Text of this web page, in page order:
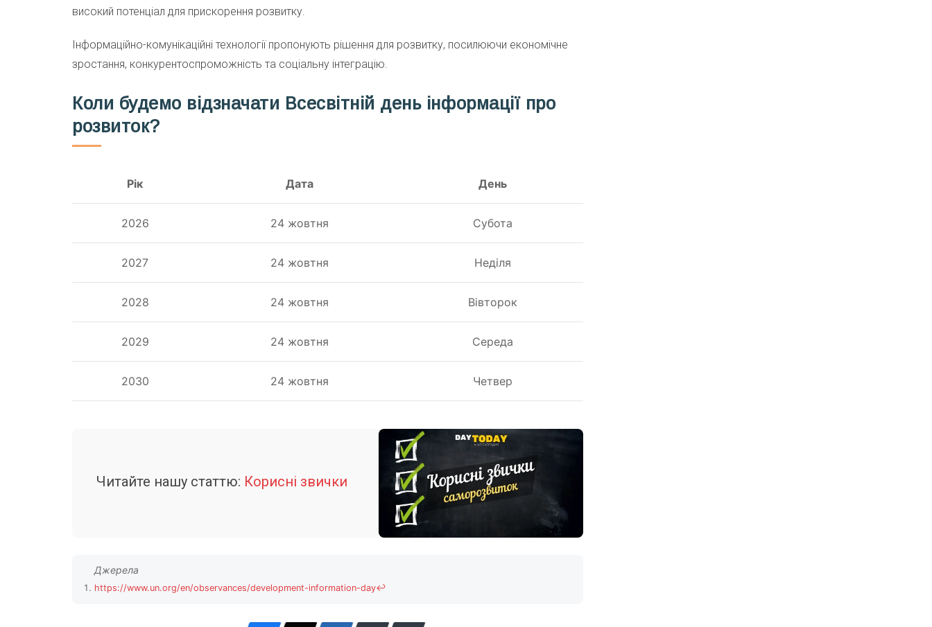
високий потенціал для прискорення розвитку.
Інформаційно-комунікаційні технології пропонують рішення для розвитку, посилюючи економічне
зростання, конкурентоспроможність та соціальну інтеграцію.
Коли будемо відзначати Всесвітній день інформації про
розвиток?
Рік Дата День
2026 24 жовтня Субота
2027 24 жовтня Неділя
2028 24 жовтня Вівторок
2029 24 жовтня Середа
2030 24 жовтня Четвер
Читайте нашу статтю: Корисні звички
https://www.un.org/en/observances/development-information-day↩